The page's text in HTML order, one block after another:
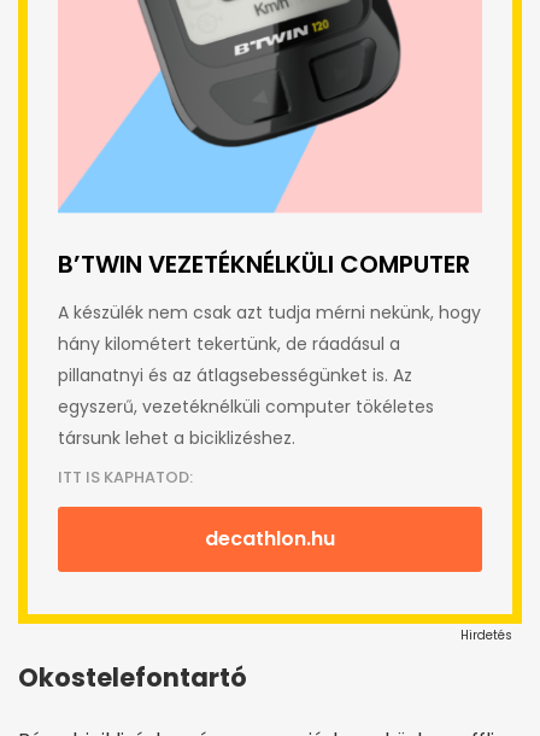
B’TWIN VEZETÉKNÉLKÜLI COMPUTER
A készülék nem csak azt tudja mérni nekünk, hogy
hány kilométert tekertünk, de ráadásul a
pillanatnyi és az átlagsebességünket is. Az
egyszerű, vezetéknélküli computer tökéletes
társunk lehet a biciklizéshez.
ITT IS KAPHATOD:
decathlon.hu
Hirdetés
Okostelefontartó